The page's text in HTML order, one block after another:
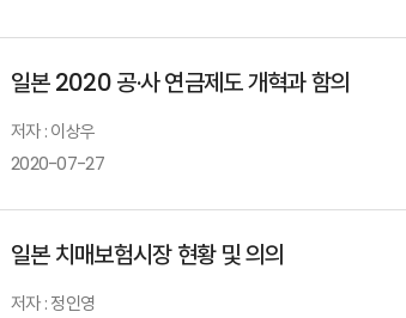
일본 2020 공·사 연금제도 개혁과 함의
저자 : 이상우
2020-07-27
일본 치매보험시장 현황 및 의의
저자 : 정인영